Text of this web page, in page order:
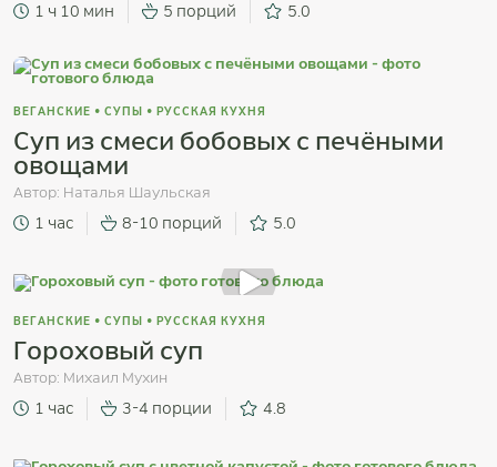
1 ч 10 мин 5 порций 5.0
ВЕГАНСКИЕ • СУПЫ • РУССКАЯ КУХНЯ
Суп из смеси бобовых с печёными
овощами
Автор: Наталья Шаульская
1 час 8-10 порций 5.0
ВЕГАНСКИЕ • СУПЫ • РУССКАЯ КУХНЯ
Гороховый суп
Автор: Михаил Мухин
1 час 3-4 порции 4.8